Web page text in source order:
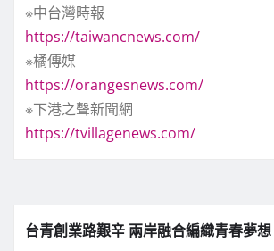
※中台灣時報
https://taiwancnews.com/
※橘傳媒
https://orangesnews.com/
※下港之聲新聞網
https://tvillagenews.com/
台青創業路艱辛 兩岸融合編織青春夢想